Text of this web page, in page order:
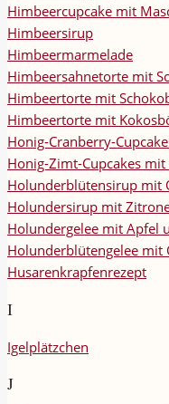
Himbeercupcake mit
Himbeersirup
Himbeermarmelade
Himbeersahnetorte mit
Himbeertorte mit
Himbeertorte mit
Honig-Cranberry-
Honig-Zimt-Cupcakes
Holunderblütensirup mit
Holundersirup mit
Holundergelee mit Apfel
Holunderblütengelee mit
Husarenkrapfenrezept
I
Igelplätzchen
J